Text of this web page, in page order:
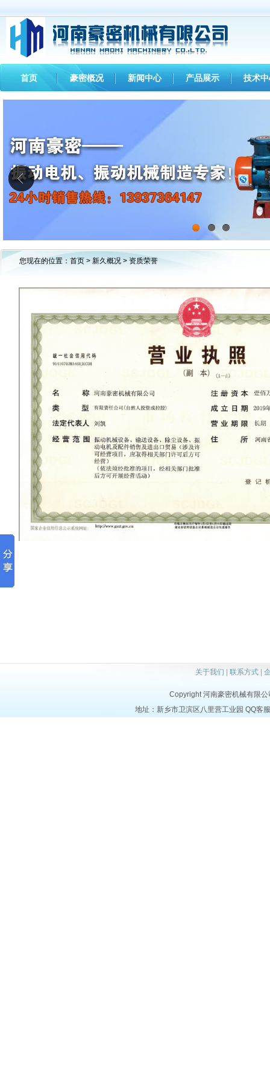
首页 豪密概况 新闻中心 产品展示 技术
您现在的位置： 首页 > 新久概况 > 资质荣誉
关于我们 联系方式|
Copyright 河南豪密机械有限
地址：新乡市卫滨区八里营工业园 QQ